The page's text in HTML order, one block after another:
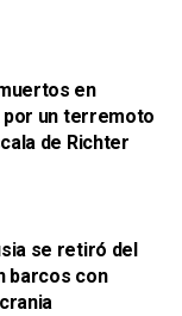
en
por un terremoto
de Richter
se retiró del
barcos con